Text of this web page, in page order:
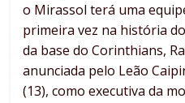
o Mirassol terá uma
primeira vez na história
da base do Corinthians,
anunciada pelo Leão
(13), como executiva da